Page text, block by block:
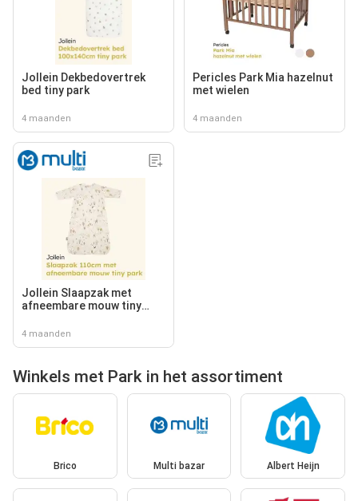
Jollein Dekbedovertrek
bed tiny park
4 maanden
Pericles Park Mia hazelnut
met wielen
4 maanden
Jollein Slaapzak met
afneembare mouw tiny
4 maanden
Winkels met Park in het assortiment
Brico Multi bazar Albert Heijn